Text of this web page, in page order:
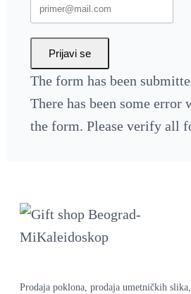
Prijavi se
The form has been
There has been some
the form. Please verify all
Prodaja poklona, prodaja umetničkih